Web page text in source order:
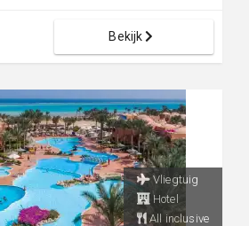
Bekijk
Vliegtuig
Hotel
All inclusive